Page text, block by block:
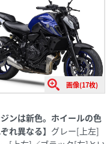
画像(17枚)
ジンは新色。ホイールの色
れ異なる】 グレー[上左]